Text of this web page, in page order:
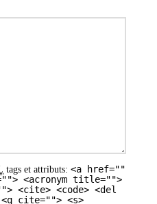
tags et attributs: <a href=""
<acronym title="">
<cite> <code> <del
<q cite=""> <s>